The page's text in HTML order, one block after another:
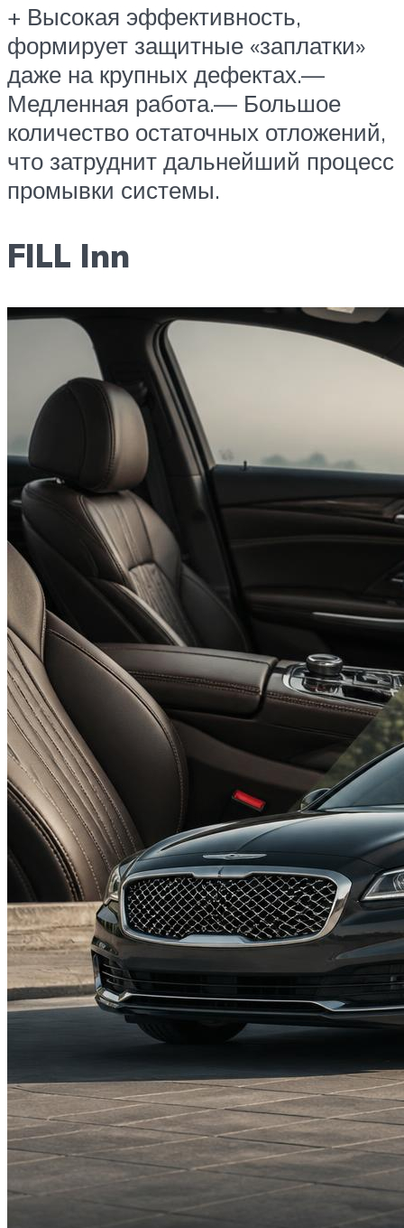
+ Высокая эффективность,
формирует защитные «заплатки»
даже на крупных дефектах.—
Медленная работа.— Большое
количество остаточных отложений,
что затруднит дальнейший процесс
промывки системы.
FILL Inn